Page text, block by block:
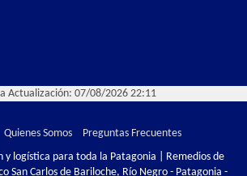
Actualización: 07/08/2026 22:11
Quienes Somos
Preguntas Frecuentes
y logística para toda la Patagonia | Remedios de
San Carlos de Bariloche, Río Negro - Patagonia -